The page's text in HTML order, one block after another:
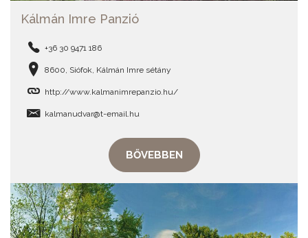
Kálmán Imre Panzió
+36 30 9471 186
8600, Siófok, Kálmán Imre sétány
http://www.kalmanimrepanzio.hu/
kalmanudvar@t-email.hu
BŐVEBBEN